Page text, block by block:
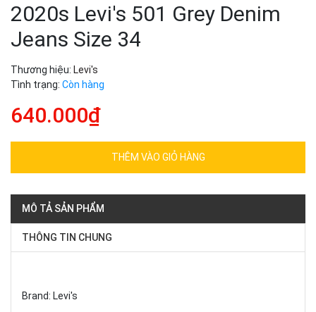
2020s Levi's 501 Grey Denim
Jeans Size 34
Thương hiệu: Levi's
Tình trạng: Còn hàng
640.000₫
THÊM VÀO GIỎ HÀNG
MÔ TẢ SẢN PHẨM
THÔNG TIN CHUNG
Brand: Levi's